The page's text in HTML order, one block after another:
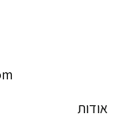
אודות